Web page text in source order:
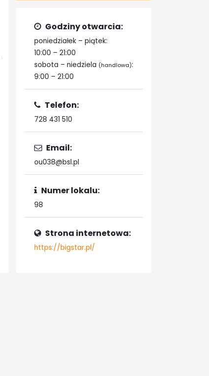
Godziny otwarcia:
poniedziałek – piątek:
10:00 – 21:00
sobota – niedziela (handlowa):
9:00 – 21:00
Telefon:
728 431 510
Email:
ou038@bsl.pl
Numer lokalu:
98
Strona internetowa:
https://bigstar.pl/